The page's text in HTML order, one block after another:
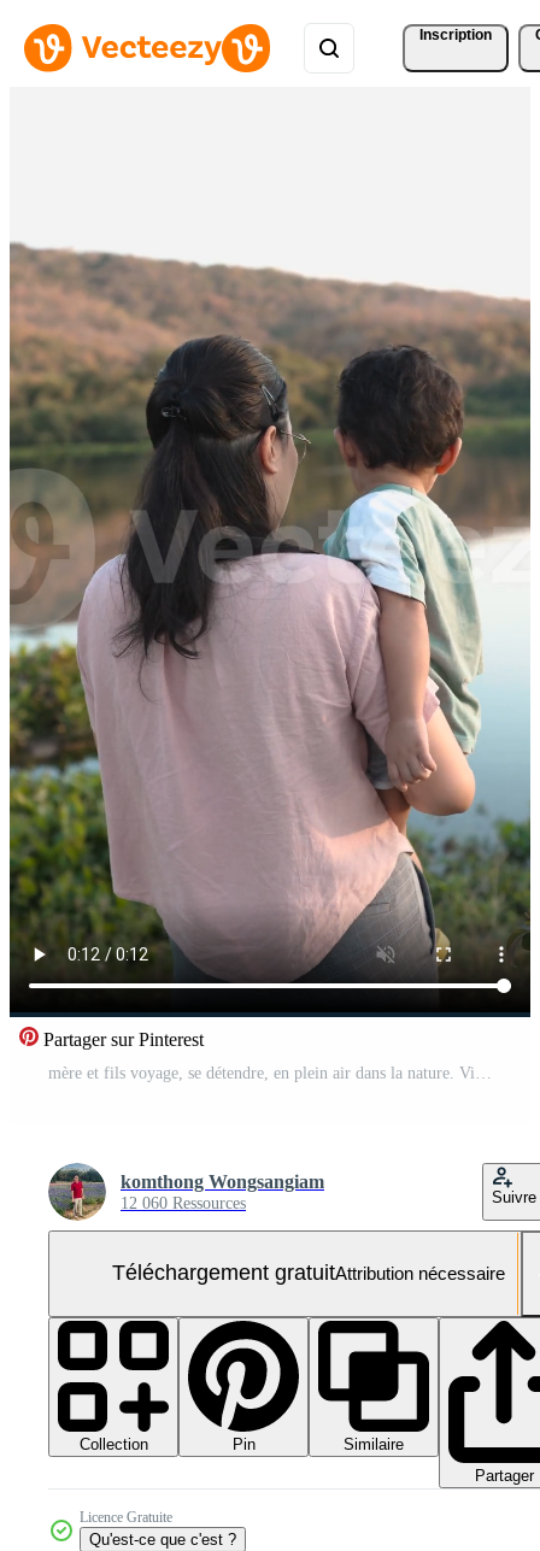
Inscription
Partager sur Pinterest
komthong Wongsangiam
12 060 Ressources Suivre
Téléchargement gratuitAttribution nécessaire
Collection Pin
Similaire
Partager
Licence Gratuite
Qu'est-ce que c'est ?